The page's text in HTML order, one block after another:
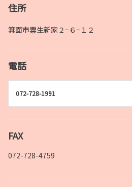
住所
箕面市粟生新家２−６−１２
電話
072-728-1991
FAX
072-728-4759